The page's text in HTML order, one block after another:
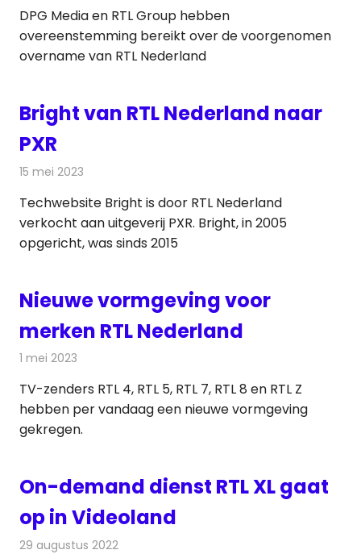
DPG Media en RTL Group hebben
overeenstemming bereikt over de voorgenomen
overname van RTL Nederland
Bright van RTL Nederland naar
PXR
15 mei 2023
Techwebsite Bright is door RTL Nederland
verkocht aan uitgeverij PXR. Bright, in 2005
opgericht, was sinds 2015
Nieuwe vormgeving voor
merken RTL Nederland
1 mei 2023
TV-zenders RTL 4, RTL 5, RTL 7, RTL 8 en RTL Z
hebben per vandaag een nieuwe vormgeving
gekregen.
On-demand dienst RTL XL gaat
op in Videoland
29 augustus 2022